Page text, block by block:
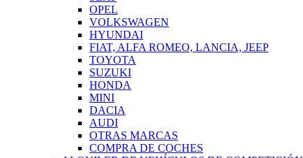
OPEL
VOLKSWAGEN
HYUNDAI
FIAT, ALFA ROMEO, LANCIA, JEEP
TOYOTA
SUZUKI
HONDA
MINI
DACIA
AUDI
OTRAS MARCAS
COMPRA DE COCHES